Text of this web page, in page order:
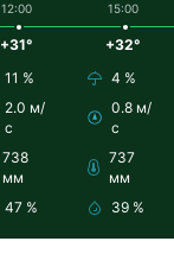
12:00
+31°
11 %
2.0 м/
с
738
мм
47 %
15:00
+32°
4 %
0.8 м/
с
737
мм
39 %